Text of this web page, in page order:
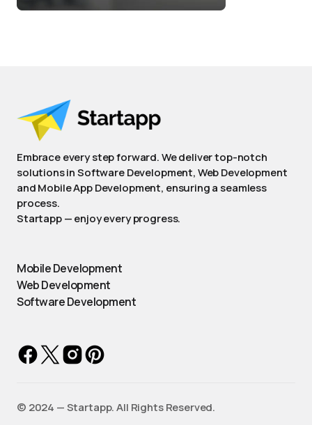
Embrace every step forward. We deliver top-notch
solutions in Software Development, Web Development
and Mobile App Development, ensuring a seamless
process.
Startapp — enjoy every progress.
Mobile Development
Web Development
Software Development
©️ 2024 — Startapp. All Rights Reserved.